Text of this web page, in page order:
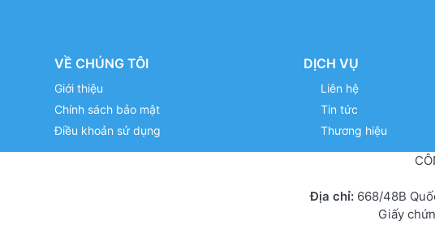
VỀ CHÚNG TÔI
Giới thiệu
Chính sách bảo mật
Điều khoản sử dụng
DỊCH VỤ
Liên hệ
Tin tức
Thương hiệu
Địa chỉ:668/48B
Giấy